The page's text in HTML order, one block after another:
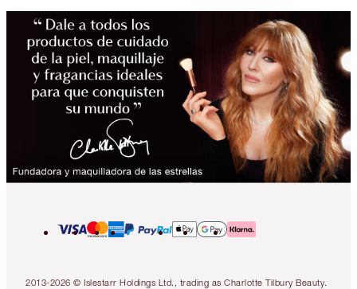
2013-2026 © Islestarr Holdings Ltd., trading as Charlotte Tilbury Beauty.